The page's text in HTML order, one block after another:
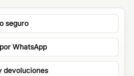
seguro
WhatsApp
devoluciones